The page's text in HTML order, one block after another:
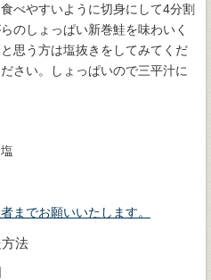
べやすいように切身にして4分割
のしょっぱい新巻鮭を味わいく
思う方は塩抜きをしてみてくだ
さい。しょっぱいので三平汁に
までお願いいたします。
法